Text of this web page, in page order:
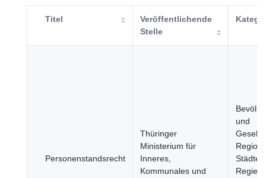
Titel
Veröffentlichende
Stelle
Personenstandsrecht
Thüringer
Ministerium für
Inneres,
Kommunales und
und
Städte,